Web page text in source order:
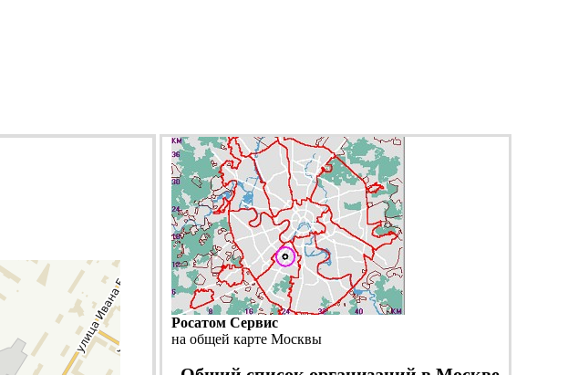
Росатом Сервис
на общей карте Москвы